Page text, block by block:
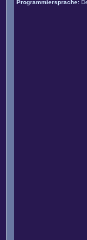
Programmiersprache: